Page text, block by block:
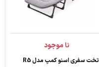
نا موجود
تخت سفری اسنو کمپ مدل R5